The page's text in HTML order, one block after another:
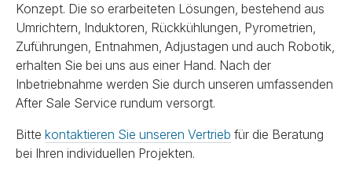
Konzept. Die so erarbeiteten Lösungen, bestehend aus
Umrichtern, Induktoren, Rückkühlungen, Pyrometrien,
Zuführungen, Entnahmen, Adjustagen und auch Robotik,
erhalten Sie bei uns aus einer Hand. Nach der
Inbetriebnahme werden Sie durch unseren umfassenden
After Sale Service rundum versorgt.
Bitte kontaktieren Sie unseren Vertrieb für die Beratung
bei Ihren individuellen Projekten.